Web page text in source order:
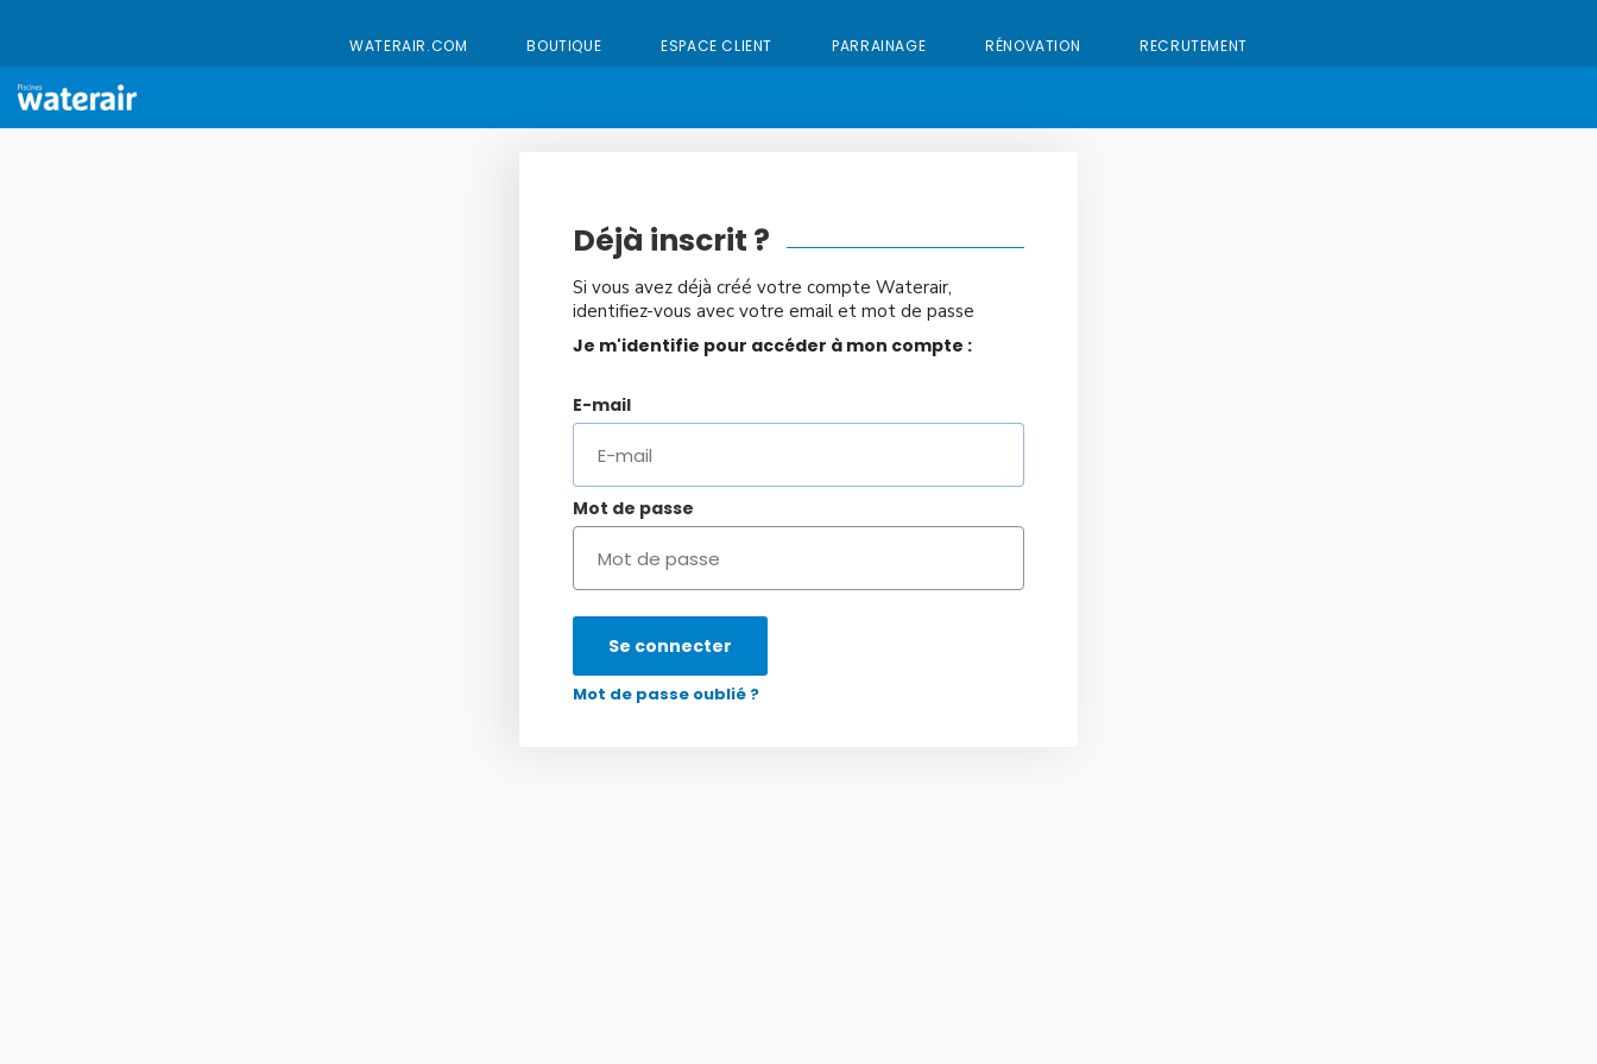
WATERAIR.COM BOUTIQUE ESPACE CLIENT PARRAINAGE RÉNOVATION RECRUTEMENT
Déjà inscrit ?
Si vous avez déjà créé votre compte Waterair,
identifiez-vous avec votre email et mot de passe
Je m'identifie pour accéder à mon compte :
E-mail
Mot de passe
Mot de passe oublié ?
Se connecter